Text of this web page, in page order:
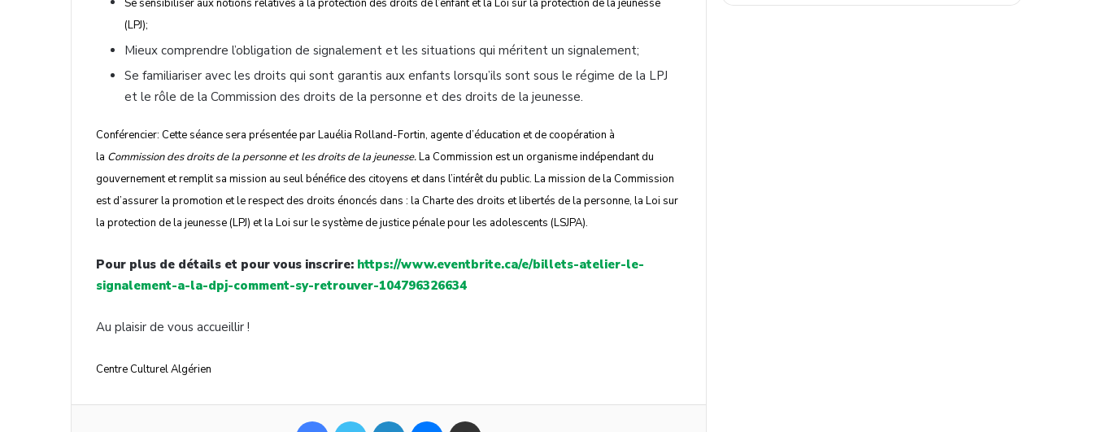
Se sensibiliser aux notions relatives à la protection des droits de l’enfant et la Loi sur la protection de la jeunesse
(LPJ);
Mieux comprendre l’obligation de signalement et les situations qui méritent un signalement;
Se familiariser avec les droits qui sont garantis aux enfants lorsqu’ils sont sous le régime de la LPJ
et le rôle de la Commission des droits de la personne et des droits de la jeunesse.
Conférencier​: Cette séance sera présentée par ​Lauélia Rolland-Fortin, agente d’éducation et de coopération à
la Commission des droits de la personne et les droits de la jeunesse.La Commission est un organisme indépendant du
gouvernement et remplit sa mission au seul bénéfice des citoyens et dans l’intérêt du public. La mission de la Commission
est d’assurer la promotion et le respect des droits énoncés dans : la Charte des droits et libertés de la personne, la Loi sur
la protection de la jeunesse (LPJ) et la Loi sur le système de justice pénale pour les adolescents (LSJPA).
Pour plus de détails et pour vous inscrire: https://www.eventbrite.ca/e/billets-atelier-le-
signalement-a-la-dpj-comment-sy-retrouver-104796326634
Au plaisir de vous accueillir !
Centre Culturel Algérien